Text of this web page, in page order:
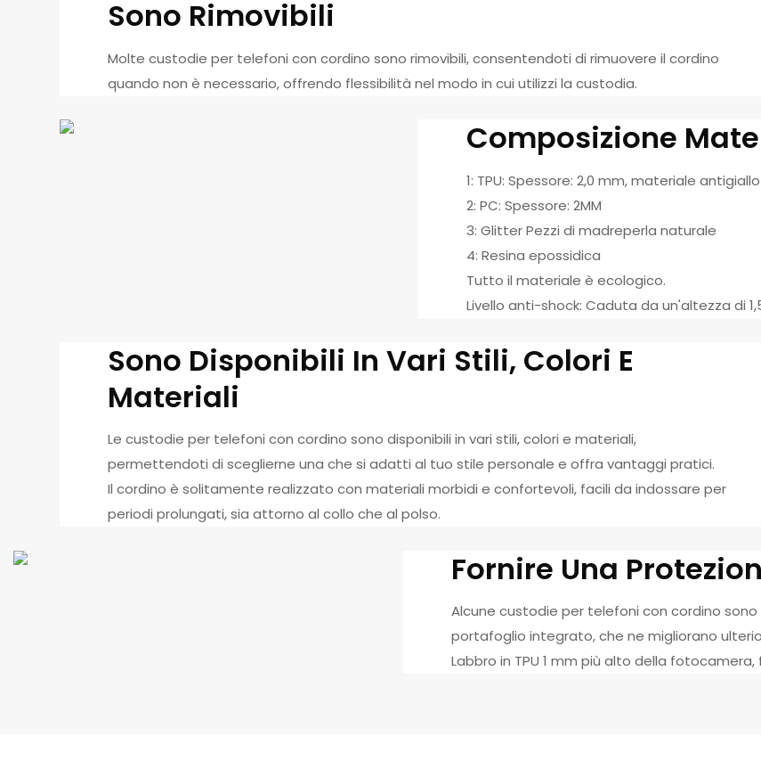
Sono Rimovibili
Molte custodie per telefoni con cordino sono rimovibili, consentendoti di rimuovere il cordino
quando non è necessario, offrendo flessibilità nel modo in cui utilizzi la custodia.
Composizione
1: TPU: Spessore: 2,0 mm, materiale
2: PC: Spessore: 2MM
3: Glitter Pezzi di madreperla naturale
4: Resina epossidica
Tutto il materiale è ecologico.
Livello anti-shock: Caduta da un'altezza di
Sono Disponibili In Vari Stili, Colori E
Materiali
Le custodie per telefoni con cordino sono disponibili in vari stili, colori e materiali,
permettendoti di sceglierne una che si adatti al tuo stile personale e offra vantaggi pratici.
Il cordino è solitamente realizzato con materiali morbidi e confortevoli, facili da indossare per
periodi prolungati, sia attorno al collo che al polso.
Fornire Una
Alcune custodie per telefoni con cordino
portafoglio integrato, che ne migliorano
Labbro in TPU 1 mm più alto della